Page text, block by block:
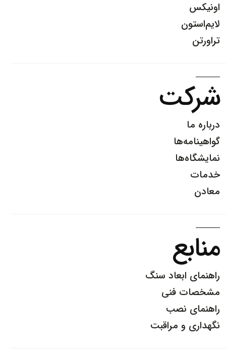
سنگ
فنی
نصب
مراقبت